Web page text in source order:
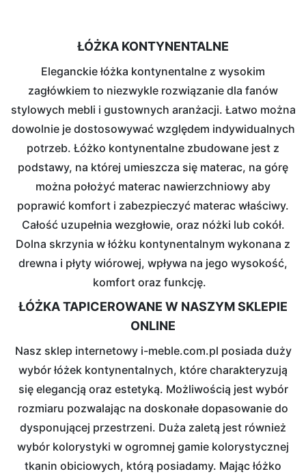
ŁÓŻKA KONTYNENTALNE
Eleganckie łóżka kontynentalne z wysokim
zagłówkiem to niezwykle rozwiązanie dla fanów
stylowych mebli i gustownych aranżacji. Łatwo można
dowolnie je dostosowywać względem indywidualnych
potrzeb. Łóżko kontynentalne zbudowane jest z
podstawy, na której umieszcza się materac, na górę
można położyć materac nawierzchniowy aby
poprawić komfort i zabezpieczyć materac właściwy.
Całość uzupełnia wezgłowie, oraz nóżki lub cokół.
Dolna skrzynia w łóżku kontynentalnym wykonana z
drewna i płyty wiórowej, wpływa na jego wysokość,
komfort oraz funkcję.
ŁÓŻKA TAPICEROWANE W NASZYM SKLEPIE
ONLINE
Nasz sklep internetowy i-meble.com.pl posiada duży
wybór łóżek kontynentalnych, które charakteryzują
się elegancją oraz estetyką. Możliwością jest wybór
rozmiaru pozwalając na doskonałe dopasowanie do
dysponującej przestrzeni. Duża zaletą jest również
wybór kolorystyki w ogromnej gamie kolorystycznej
tkanin obiciowych, którą posiadamy. Mając łóżko